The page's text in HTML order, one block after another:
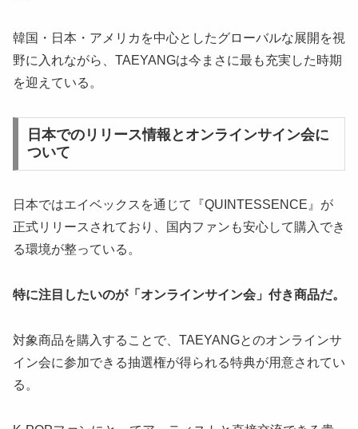
韓国・日本・アメリカを中心としたグローバルな展開を視
野に入れながら、TAEYANGは今まさに最も充実した時期
を迎えている。
日本でのリリース情報とオンラインサイン会に
ついて
日本ではエイベックスを通じて『QUINTESSENCE』が
正式リリースされており、国内ファンも安心して購入でき
る環境が整っている。
特に注目したいのが「オンラインサイン会」付き商品だ。
対象商品を購入することで、TAEYANGとのオンラインサ
イン会に参加できる抽選権が得られる特典が用意されてい
る。